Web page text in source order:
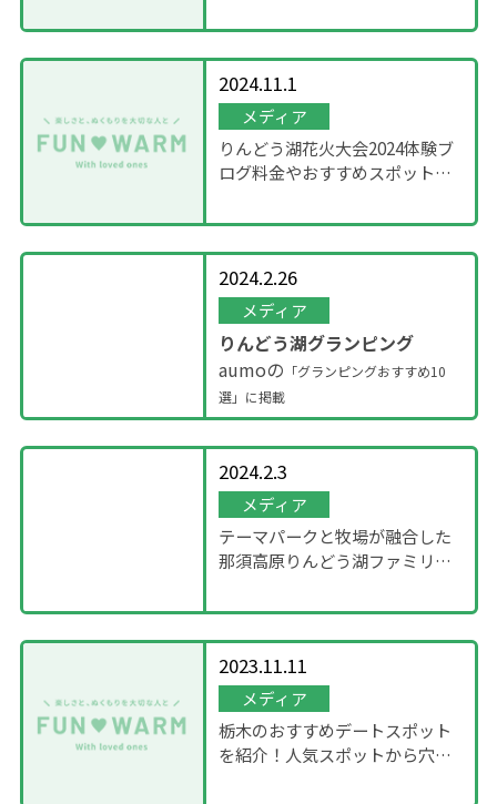
2024.11.1
メディア
りんどう湖花火大会2024体験ブ
ログ料金やおすすめスポットを
2024.2.26
メディア
りんどう湖グランピング
aumoの 「グランピングおすすめ10
選」に掲載
2024.2.3
メディア
テーマパークと牧場が融合した
那須高原りんどう湖ファミリー
2023.11.11
メディア
栃木のおすすめデートスポット
を紹介！人気スポットから穴場